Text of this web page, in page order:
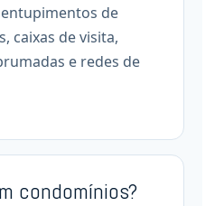
de
caixas de visita,
e redes de
condomínios?